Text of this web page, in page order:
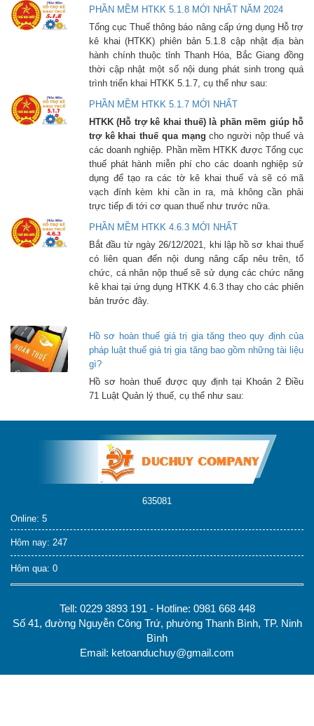
PHẦN MỀM HTKK 5.1.8 MỚI NHẤT NĂM 2024
Tổng cục Thuế thông báo nâng cấp ứng dụng Hỗ trợ
kê khai (HTKK) phiên bản 5.1.8 cập nhật địa bàn
hành chính thuộc tỉnh Thanh Hóa, Bắc Giang đồng
thời cập nhật một số nội dung phát sinh trong quá
trình triển khai HTKK 5.1.7, cụ thể như sau:
PHẦN MỀM HTKK 5.1.7 MỚI NHẤT
HTKK (Hỗ trợ kê khai thuế) là phần mềm giúp hỗ
trợ kê khai thuế qua mạng cho người nộp thuế và
các doanh nghiệp. Phần mềm HTKK được Tổng cục
thuế phát hành miễn phí cho các doanh nghiệp sử
dụng để tạo ra các tờ kê khai thuế và sẽ có mã
vạch đính kèm khi cần in ra, mà không cần phải
trực tiếp đi tới cơ quan thuế như trước nữa.
PHẦN MỀM HTKK 4.6.3 MỚI NHẤT
Bắt đầu từ ngày 26/12/2021, khi lập hồ sơ khai thuế
có liên quan đến nội dung nâng cấp nêu trên, tổ
chức, cá nhân nộp thuế sẽ sử dụng các chức năng
kê khai tại ứng dụng HTKK 4.6.3 thay cho các phiên
bản trước đây.
Hồ sơ hoàn thuế giá trị gia tăng theo quy định của
pháp luật thuế giá trị gia tăng bao gồm những tài liệu
gì?
Hồ sơ hoàn thuế được quy định tại Khoản 2 Điều
71 Luật Quản lý thuế, cụ thể như sau:
635081
Online: 5
Hôm nay: 247
Hôm qua: 0
Tell: 0229 3893 191 - Hotline: 0981 668 448
Số 41, đường Nguyễn Công Trứ, phường Thanh Bình, TP. Ninh
Bình
Email: ketoanduchuy@gmail.com